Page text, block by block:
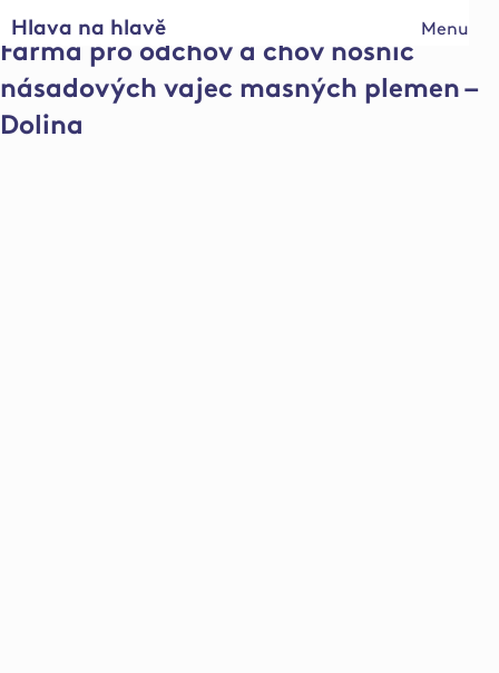
Menu
Hlava na hlavě
Farma pro odchov a chov nosnic
násadových vajec masných plemen –
Dolina